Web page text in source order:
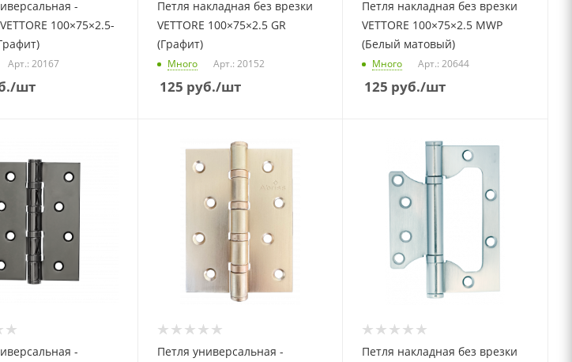
-
100×75×2.5-
Арт.: 20167
/шт
Петля накладная без врезки
VETTORE 100×75×2.5 GR
(Графит)
Много Арт.: 20152
125 руб./шт
Петля накладная без врезки
VETTORE 100×75×2.5 MWP
(Белый матовый)
Много Арт.: 20644
125 руб./шт
-
Петля универсальная -
Петля накладная без врезки